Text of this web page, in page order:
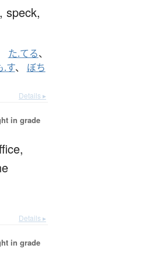
speck,
た.てる、
.す、 ぼち
Details ▸
in grade
Details ▸
in grade